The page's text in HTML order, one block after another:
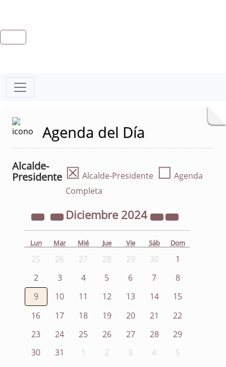
Agenda del Día
Alcalde-
Presidente ☒ Alcalde-Presidente ☐ Agenda
Completa
Diciembre 2024
Lun Mar Mié Jue Vie Sáb Dom
25 26 27 28 29 30
1
2
3 4 5 6 7
8
9
10 11 12 13 14
15
16
17 18 19 20 21
22
23
24 25 26 27 28
29
30
31 1 2 3 4 5